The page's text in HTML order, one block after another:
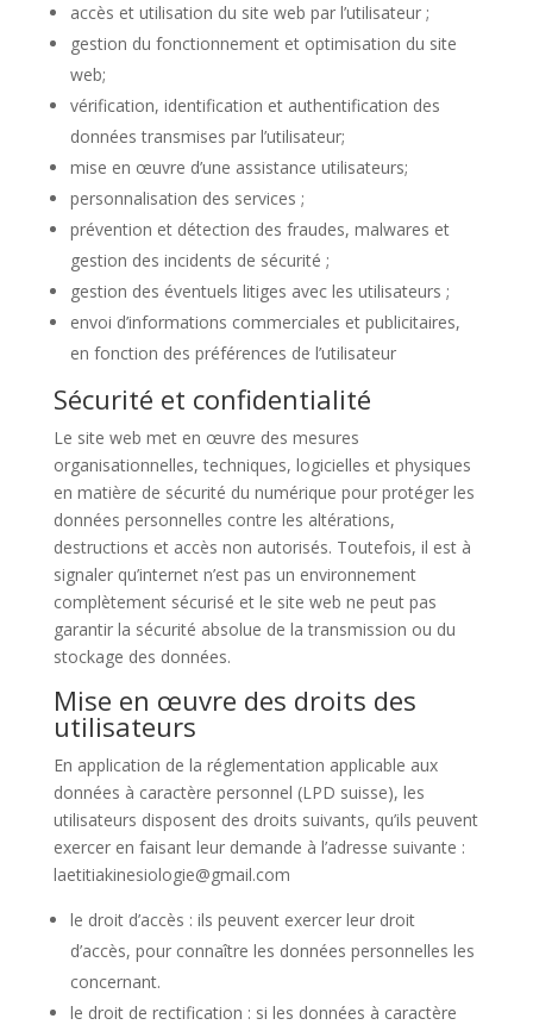
accès et utilisation du site web par l’utilisateur ;
gestion du fonctionnement et optimisation du site
web;
vérification, identification et authentification des
données transmises par l’utilisateur;
mise en œuvre d’une assistance utilisateurs;
personnalisation des services ;
prévention et détection des fraudes, malwares et
gestion des incidents de sécurité ;
gestion des éventuels litiges avec les utilisateurs ;
envoi d’informations commerciales et publicitaires,
en fonction des préférences de l’utilisateur
Sécurité et confidentialité
Le site web met en œuvre des mesures
organisationnelles, techniques, logicielles et physiques
en matière de sécurité du numérique pour protéger les
données personnelles contre les altérations,
destructions et accès non autorisés. Toutefois, il est à
signaler qu’internet n’est pas un environnement
complètement sécurisé et le site web ne peut pas
garantir la sécurité absolue de la transmission ou du
stockage des données.
Mise en œuvre des droits des
utilisateurs
En application de la réglementation applicable aux
données à caractère personnel (LPD suisse), les
utilisateurs disposent des droits suivants, qu’ils peuvent
exercer en faisant leur demande à l’adresse suivante :
laetitiakinesiologie@gmail.com
le droit d’accès : ils peuvent exercer leur droit
d’accès, pour connaître les données personnelles les
concernant.
le droit de rectification : si les données à caractère